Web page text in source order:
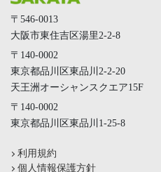
〒546-0013
大阪市東住吉区湯里2-2-8
〒140-0002
東京都品川区東品川2-2-20
天王洲オーシャンスクエア15F
〒140-0002
東京都品川区東品川1-25-8
利用規約
個人情報保護方針